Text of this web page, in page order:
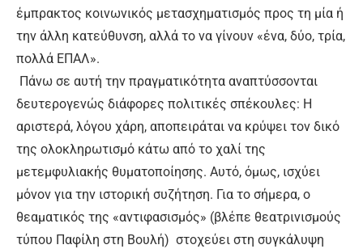
έμπρακτος κοινωνικός μετασχηματισμός προς τη μία ή
την άλλη κατεύθυνση, αλλά το να γίνουν «ένα, δύο, τρία,
πολλά ΕΠΑΛ».
Πάνω σε αυτή την πραγματικότητα αναπτύσσονται
δευτερογενώς διάφορες πολιτικές σπέκουλες: Η
αριστερά, λόγου χάρη, αποπειράται να κρύψει τον δικό
της ολοκληρωτισμό κάτω από το χαλί της
μετεμφυλιακής θυματοποίησης. Αυτό, όμως, ισχύει
μόνον για την ιστορική συζήτηση. Για το σήμερα, ο
θεαματικός της «αντιφασισμός» (βλέπε θεατρινισμούς
τύπου Παφίλη στη Βουλή) στοχεύει στη συγκάλυψη